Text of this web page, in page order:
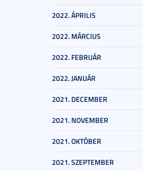
2022. ÁPRILIS
2022. MÁRCIUS
2022. FEBRUÁR
2022. JANUÁR
2021. DECEMBER
2021. NOVEMBER
2021. OKTÓBER
2021. SZEPTEMBER